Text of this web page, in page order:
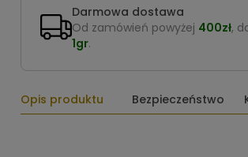
Darmowa dostawa
Od zamówień powyżej 400zł,
1gr.
Opis produktu Bezpieczeństwo